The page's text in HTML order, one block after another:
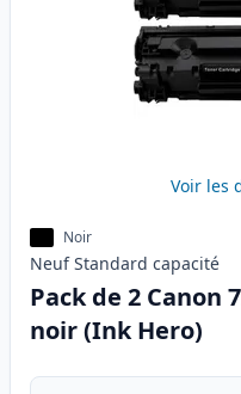
Voir les
Noir
Neuf Standard capacité
Pack de 2 Canon
noir (Ink Hero)